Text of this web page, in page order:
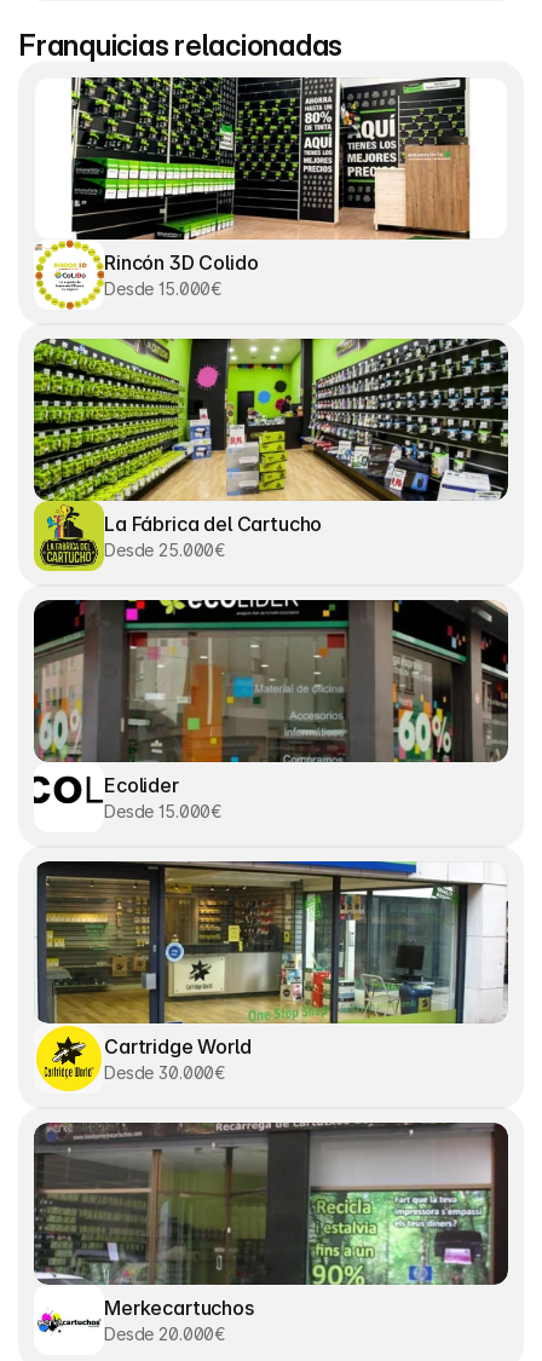
Franquicias relacionadas
Rincón 3D Colido
Desde 15.000€
La Fábrica del Cartucho
Desde 25.000€
Ecolider
Desde 15.000€
Cartridge World
Desde 30.000€
Merkecartuchos
Desde 20.000€